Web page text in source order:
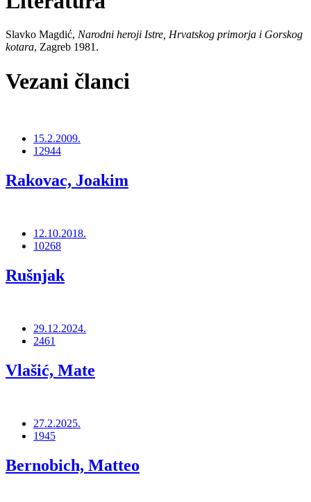
Slavko Magdić, Narodni heroji Istre, Hrvatskog primorja i Gorskog
kotara, Zagreb 1981.
Vezani članci
15.2.2009.
12944
Rakovac, Joakim
12.10.2018.
10268
Rušnjak
29.12.2024.
2461
Vlašić, Mate
27.2.2025.
1945
Bernobich, Matteo